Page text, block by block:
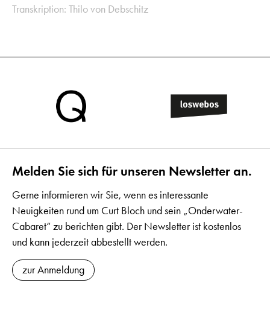
Transkription: Thilo von Debschitz
Melden Sie sich für unseren Newsletter an.
Gerne informieren wir Sie, wenn es interessante
Neuigkeiten rund um Curt Bloch und sein „Onderwater-
Cabaret“ zu berichten gibt. Der Newsletter ist kostenlos
und kann jederzeit abbestellt werden.
zur Anmeldung